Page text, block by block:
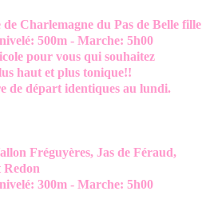
Charlemagne du Pas de Belle fille
500m - Marche: 5h00
vous qui souhaitez
et plus tonique!!
identiques au lundi.
Fréguyères, Jas de Féraud,
300m - Marche: 5h00